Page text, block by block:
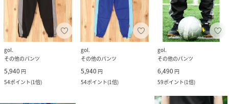
gol.
その他のパンツ
5,940 円
54ポイント(1倍)
gol.
その他のパンツ
5,940 円
54ポイント(1倍)
gol.
その他のパンツ
6,490 円
59ポイント(1倍)